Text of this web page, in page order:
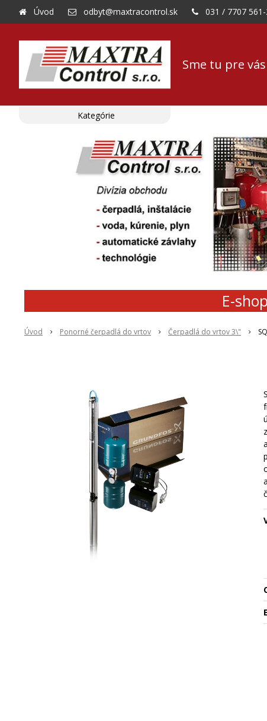
Sme tu pre
Úvod odbyt@maxtracontrol.sk 031 / 7707
E-
Úvod Ponorné čerpadlá do vrtov Čerpadlá do vrtov 3\"
Kategórie